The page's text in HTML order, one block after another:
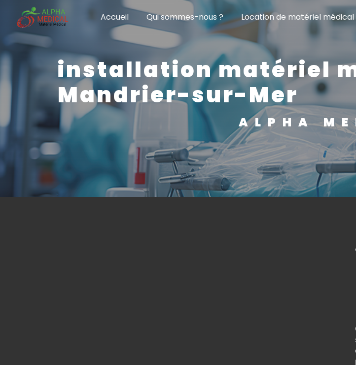
Accueil Qui sommes-nous ? Location de matériel médical
installation matériel
Mandrier-sur-Mer
ALPHA
Panneau de gestion des cookies